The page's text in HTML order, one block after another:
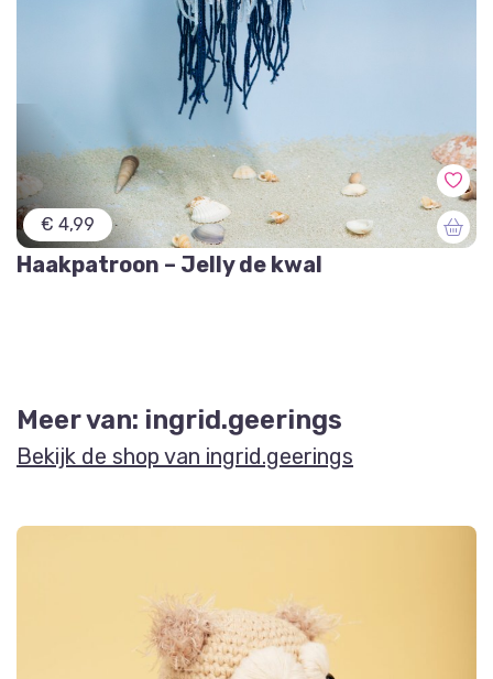
€ 4,99
Haakpatroon – Jelly de kwal
Meer van: ingrid.geerings
Bekijk de shop van ingrid.geerings